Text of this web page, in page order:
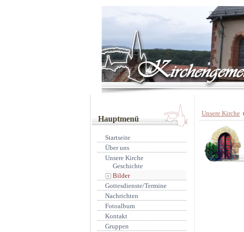
Hauptmenü
Startseite
Über uns
Unsere Kirche
Geschichte
Bilder
Gottesdienste/Termine
Nachrichten
Fotoalbum
Kontakt
Gruppen
Unsere Kirche